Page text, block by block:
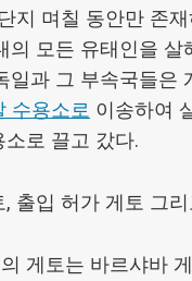
지 며칠 동안만 존
의 모든 유태인을 살
일과 그 부속국들
수용소로 이송하여
로 끌고 갔다.
출입 허가 게토 그
게토는 바르샤바